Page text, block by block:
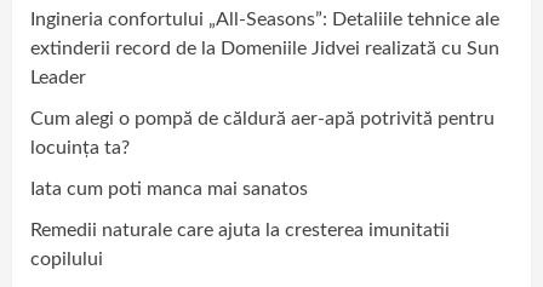
Ingineria confortului „All-Seasons”: Detaliile tehnice ale
extinderii record de la Domeniile Jidvei realizată cu Sun
Leader
Cum alegi o pompă de căldură aer-apă potrivită pentru
locuința ta?
Iata cum poti manca mai sanatos
Remedii naturale care ajuta la cresterea imunitatii
copilului